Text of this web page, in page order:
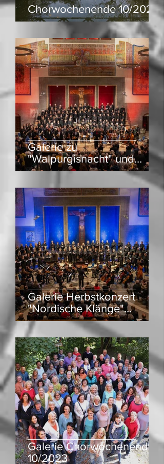
Chorwochenende 10/2024
Galerie zu
"Walpurgisnacht" und
"Freischütz"
Galerie Herbstkonzert
"Nordische Klänge"
10/2023
Galerie Chorwochenende
10/2023